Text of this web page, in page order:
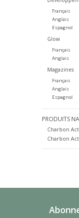
Français
Anglais
Espagnol
Glow
Français
Anglais
Magazines
Français
Anglais
Espagnol
PRODUITS
Charbon
Charbon